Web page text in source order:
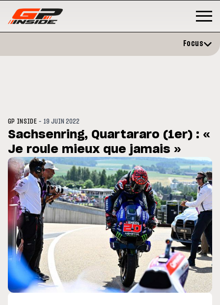
opéré avec succès de la
droite à Madrid
MOTO GP
Silverstone : Horaires et
Programme du GP de Grande-
Bretagne
Focus
GP INSIDE - 19 JUIN 2022
Sachsenring, Quartararo (1er) : «
Je roule mieux que jamais »